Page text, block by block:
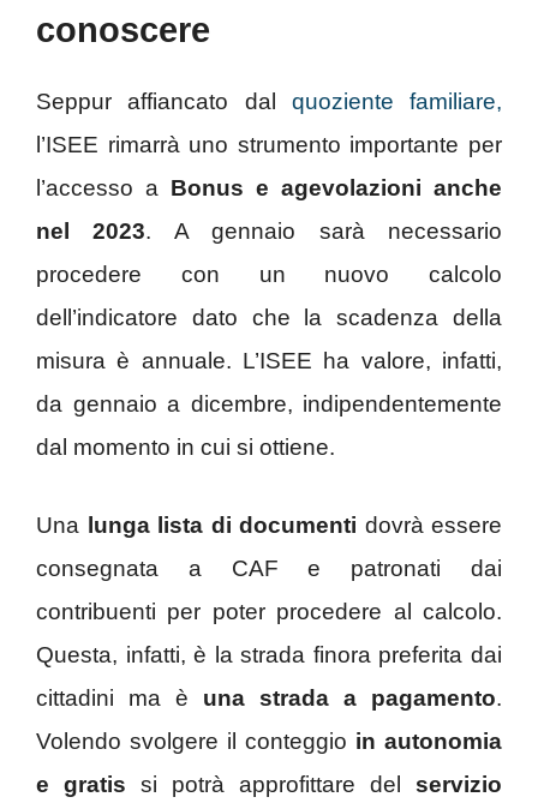
conoscere
Seppur affiancato dal quoziente familiare,
l’ISEE rimarrà uno strumento importante per
l’accesso a Bonus e agevolazioni anche
nel 2023. A gennaio sarà necessario
procedere con un nuovo calcolo
dell’indicatore dato che la scadenza della
misura è annuale. L’ISEE ha valore, infatti,
da gennaio a dicembre, indipendentemente
dal momento in cui si ottiene.
Una lunga lista di documenti dovrà essere
consegnata a CAF e patronati dai
contribuenti per poter procedere al calcolo.
Questa, infatti, è la strada finora preferita dai
cittadini ma è una strada a pagamento.
Volendo svolgere il conteggio in autonomia
e gratis si potrà approfittare del servizio